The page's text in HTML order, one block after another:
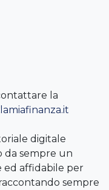
la
digitale
da sempre un
affidabile per
sempre